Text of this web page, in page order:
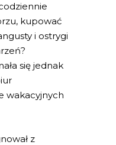
kupować
i ostrygi
się jednak
wakacyjnych
z